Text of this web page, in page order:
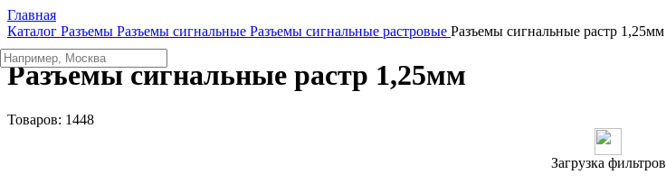
Главная
Каталог Разъeмы Разъeмы сигнальные Разъeмы сигнальные растровые Разъeмы сигнальные растр 1,25мм
Разъeмы сигнальные растр 1,25мм
Товаров: 1448
Загрузка фильтров